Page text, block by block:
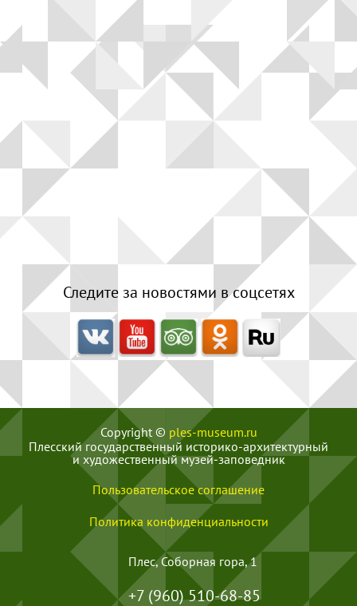
Следите за новостями в соцсетях
Copyright © ples-museum.ru
Плесский государственный историко-архитектурный
и художественный музей‑заповедник
Пользовательское соглашение
Политика конфиденциальности
Плес, Соборная гора, 1
+7 (960) 510-68-85